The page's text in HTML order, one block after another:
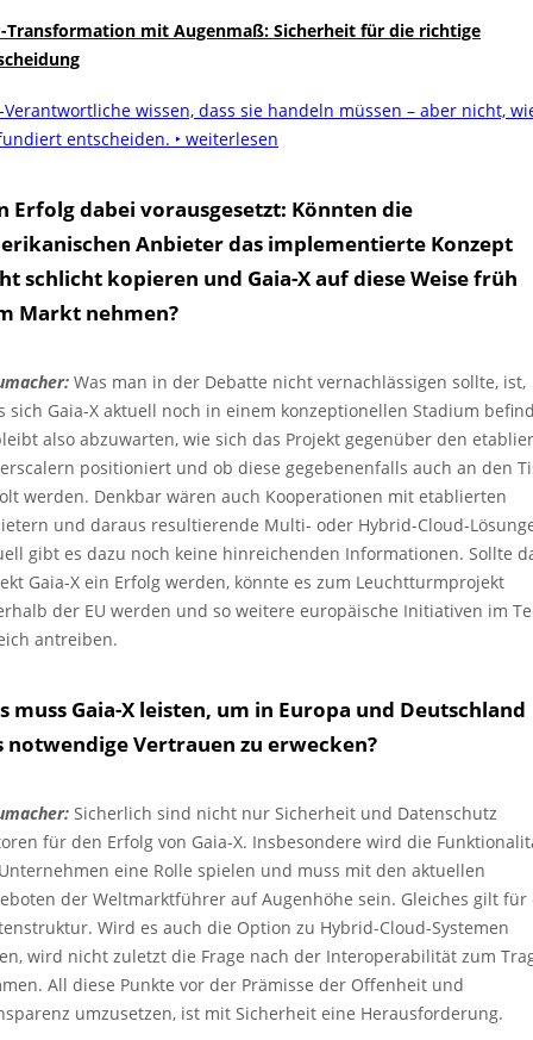
Transformation mit Augenmaß: Sicherheit für die richtige
Verantwortliche wissen, dass sie handeln müssen – aber nicht,
entscheiden. ‣ weiterlesen
Erfolg dabei vorausgesetzt: Könnten die
Anbieter das implementierte Konzept
schlicht kopieren und Gaia-X auf diese Weise früh
Markt nehmen?
Was man in der Debatte nicht vernachlässigen sollte, ist,
sich Gaia-X aktuell noch in einem konzeptionellen Stadium
also abzuwarten, wie sich das Projekt gegenüber den
positioniert und ob diese gegebenenfalls auch an den
werden. Denkbar wären auch Kooperationen mit etablierten
und daraus resultierende Multi- oder Hybrid-Cloud-
gibt es dazu noch keine hinreichenden Informationen. Sollte
Gaia-X ein Erfolg werden, könnte es zum Leuchtturmprojekt
der EU werden und so weitere europäische Initiativen im
antreiben.
muss Gaia-X leisten, um in Europa und Deutschland
notwendige Vertrauen zu erwecken?
Sicherlich sind nicht nur Sicherheit und Datenschutz
für den Erfolg von Gaia-X. Insbesondere wird die
eine Rolle spielen und muss mit den aktuellen
der Weltmarktführer auf Augenhöhe sein. Gleiches gilt für
Wird es auch die Option zu Hybrid-Cloud-Systemen
wird nicht zuletzt die Frage nach der Interoperabilität zum
All diese Punkte vor der Prämisse der Offenheit und
umzusetzen, ist mit Sicherheit eine Herausforderung.